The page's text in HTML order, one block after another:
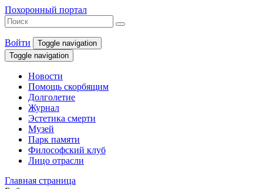
Похоронный портал
Войти
Toggle navigation
Toggle navigation
Новости
Помощь скорбящим
Долголетие
Журнал
Эстетика смерти
Музей
Парк памяти
Философский клуб
Лицо отрасли
Главная страница